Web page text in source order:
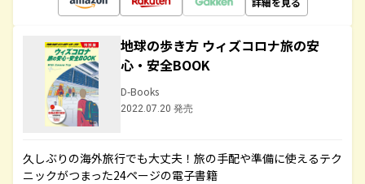
地球の歩き方 ウィズコロナ旅の安
心・安全BOOK
D-Books
2022.07.20 発売
久しぶりの海外旅行でも大丈夫！旅の手配や準備に使えるテク
ニックがつまった24ページの電子書籍